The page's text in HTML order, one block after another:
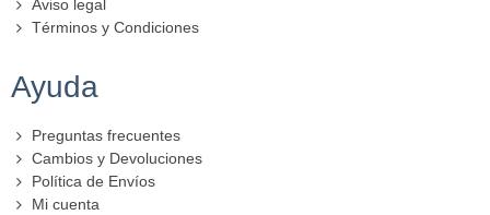
Ayuda
Preguntas frecuentes
Cambios y Devoluciones
Política de Envíos
Mi cuenta
Aviso legal
Términos y Condiciones